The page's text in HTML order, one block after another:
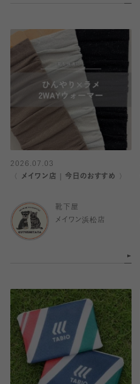
2026.07.03
〈 メイワン店｜今日のおすすめ 〉
靴下屋
メイワン浜松店